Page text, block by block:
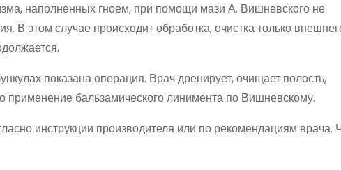
наполненных гноем, при помощи мази А. Вишневского не
В этом случае происходит обработка, очистка только
показана операция. Врач дренирует, очищает полость,
бальзамического линимента по Вишневскому.
инструкции производителя или по рекомендациям врача.